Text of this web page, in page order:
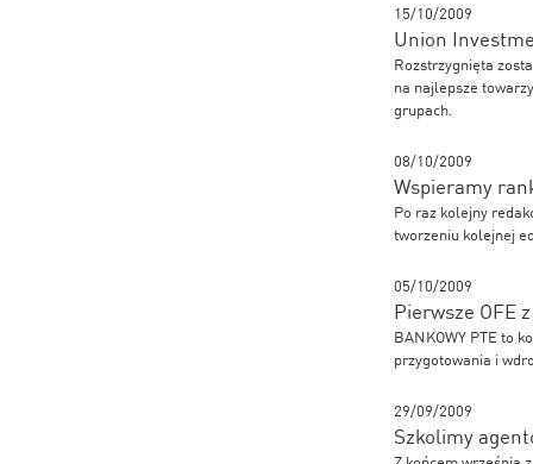
15/10/2009
Union
Rozstrzygnięta
na najlepsze
grupach.
08/10/2009
Wspieramy
Po raz kolejny
tworzeniu kolejnej
05/10/2009
Pierwsze OFE
BANKOWY PTE to
przygotowania i
29/09/2009
Szkolimy